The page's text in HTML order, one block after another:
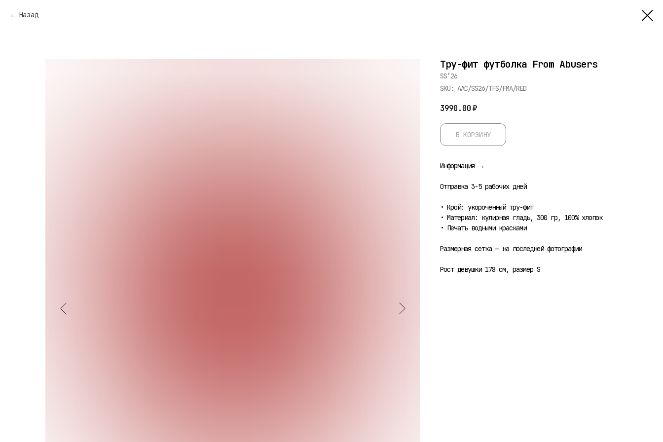
Назад
Тру-фит футболка From Abusers
SS’26
SKU: AAC/SS26/TFS/FMA/RED
3990.00₽
В КОРЗИНУ
Информация →
Отправка 3-5 рабочих дней
• Крой: укороченный тру-фит
• Материал: кулирная гладь, 300 гр, 100% хлопок
• Печать водными красками
Размерная сетка — на последней фотографии
Рост девушки 178 см, размер S